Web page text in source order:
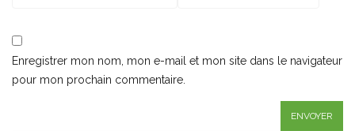
Enregistrer mon nom, mon e-mail et mon site dans le navigateur
pour mon prochain commentaire.